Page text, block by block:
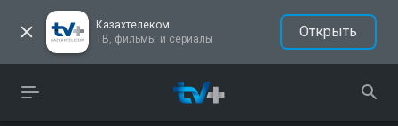
Казахтелеком
ТВ, фильмы и сериалы
Открыть